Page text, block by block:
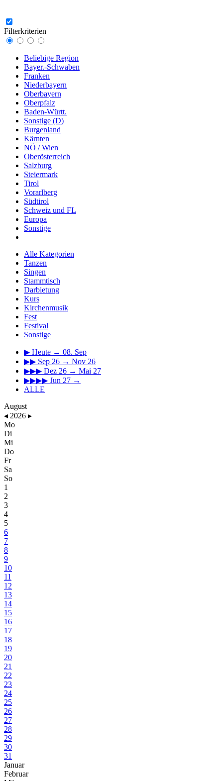
Filterkriterien
Beliebige Region
Bayer.-Schwaben
Franken
Niederbayern
Oberbayern
Oberpfalz
Baden-Württ.
Sonstige (D)
Burgenland
Kärnten
NÖ / Wien
Oberösterreich
Salzburg
Steiermark
Tirol
Vorarlberg
Südtirol
Schweiz und FL
Europa
Sonstige
Alle Kategorien
Tanzen
Singen
Stammtisch
Darbietung
Kurs
Kirchenmusik
Fest
Festival
Sonstige
▶ Heute → 08. Sep
▶▶ Sep 26 → Nov 26
▶▶▶ Dez 26 → Mai 27
▶▶▶▶ Jun 27 →
ALLE
August
◂ 2026 ▸
Mo
Di
Mi
Do
Fr
Sa
So
1
2
3
4
5
6
7
8
9
10
11
12
13
14
15
16
17
18
19
20
21
22
23
24
25
26
27
28
29
30
31
Januar
Februar